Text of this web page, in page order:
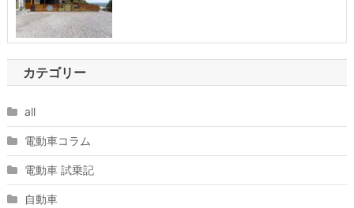
カテゴリー
all
電動車コラム
電動車 試乗記
自動車